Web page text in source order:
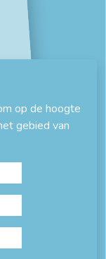
op de hoogte
gebied van